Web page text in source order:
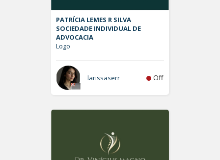
PATRÍCIA LEMES R SILVA
SOCIEDADE INDIVIDUAL DE
ADVOCACIA
Logo
larissaserr Off